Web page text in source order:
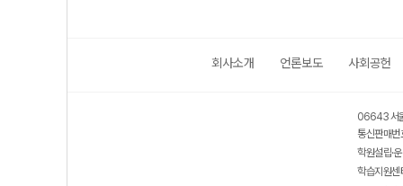
회사소개 언론보도 사회공헌
06643 서
통신판매
학원설립·
학습지원